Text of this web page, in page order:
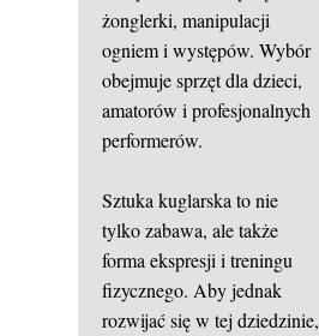
żonglerki, manipulacji
ogniem i występów. Wybór
obejmuje sprzęt dla dzieci,
amatorów i profesjonalnych
performerów.
Sztuka kuglarska to nie
tylko zabawa, ale także
forma ekspresji i treningu
fizycznego. Aby jednak
rozwijać się w tej dziedzinie,